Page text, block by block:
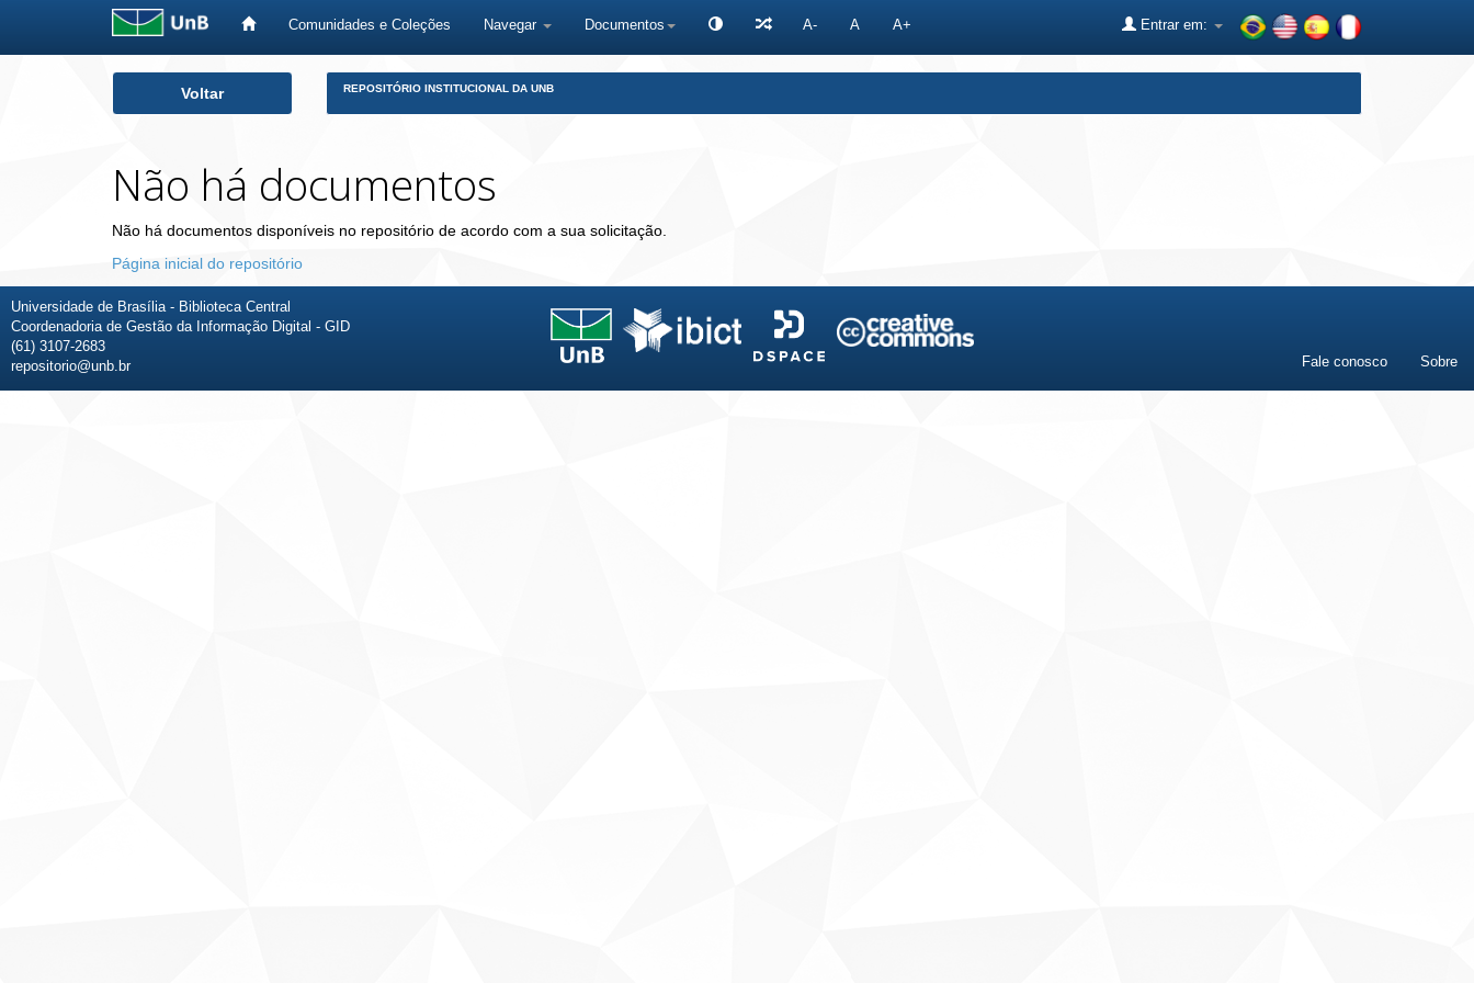
Comunidades e Coleções Navegar Documentos A- A A+ Entrar em:
Voltar REPOSITÓRIO INSTITUCIONAL DA UNB
Não há documentos
Não há documentos disponíveis no repositório de acordo com a sua solicitação.
Página inicial do repositório
Universidade de Brasília - Biblioteca Central
Coordenadoria de Gestão da Informação Digital - GID
(61) 3107-2683
repositorio@unb.br
Fale conosco Sobre